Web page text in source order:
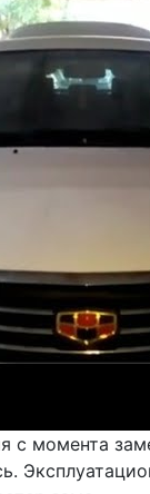
момента